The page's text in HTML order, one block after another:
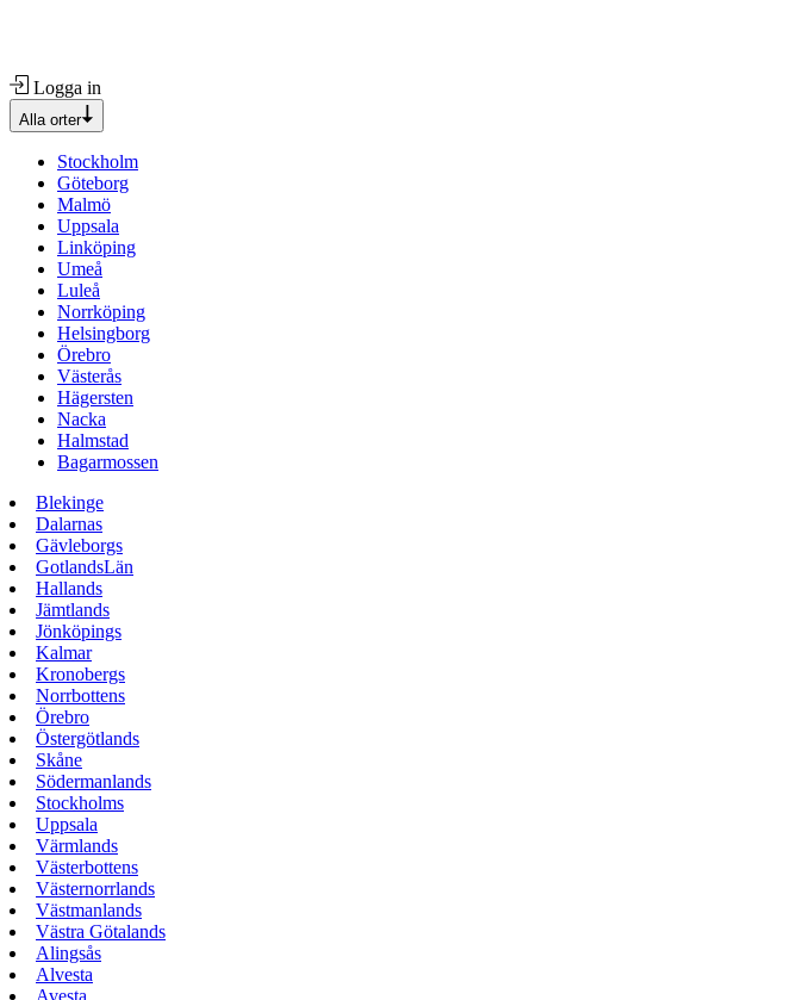
Logga in
Alla orter
Stockholm
Göteborg
Malmö
Uppsala
Linköping
Umeå
Luleå
Norrköping
Helsingborg
Örebro
Västerås
Hägersten
Nacka
Halmstad
Bagarmossen
Blekinge
Dalarnas
Gävleborgs
GotlandsLän
Hallands
Jämtlands
Jönköpings
Kalmar
Kronobergs
Norrbottens
Örebro
Östergötlands
Skåne
Södermanlands
Stockholms
Uppsala
Värmlands
Västerbottens
Västernorrlands
Västmanlands
Västra Götalands
Alingsås
Alvesta
Avesta